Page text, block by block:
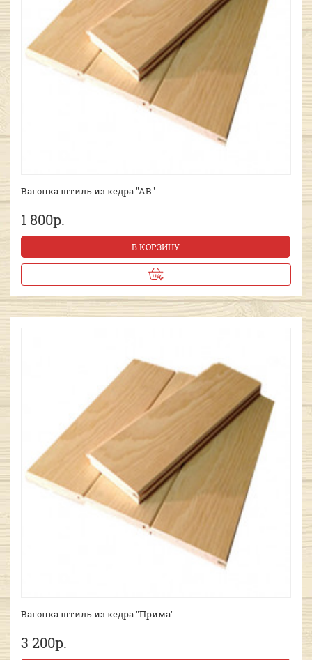
Вагонка штиль из кедра "АВ"
1 800р.
В КОРЗИНУ
Вагонка штиль из кедра "Прима"
3 200р.